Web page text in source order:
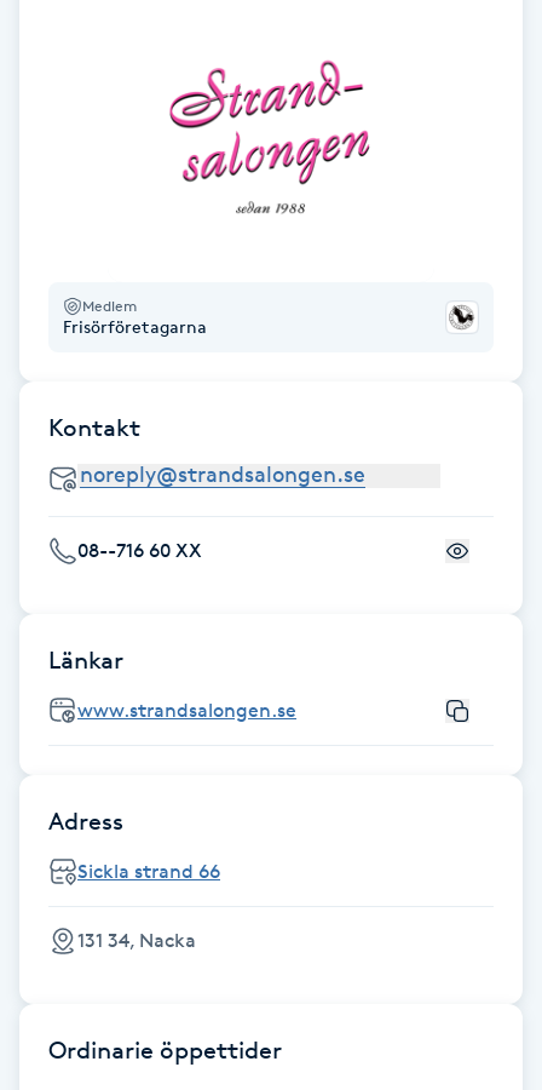
Hårbottenbehandling
IR-massage
Japansk massage
Katun fransar
Keratinbehandling
Medlem
Frisörföretagarna
Kontakt
08--716 60 XX
Länkar
www.strandsalongen.se
Adress
Sickla strand 66
131 34, Nacka
Ordinarie öppettider